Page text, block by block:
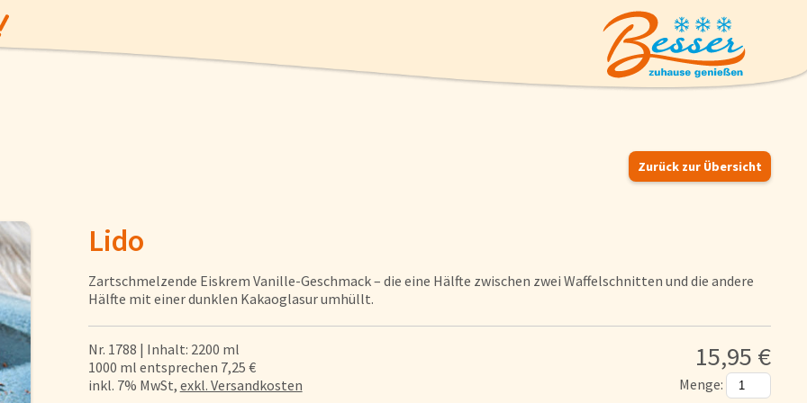
Angebote
Gemüse Suppen und Suppeneinlagen
Gewürze und Küchenhelfer
Zurück zur Übersicht
Lido
Zartschmelzende Eiskrem Vanille-Geschmack – die eine Hälfte zwischen zwei Waffelschnitten und die andere
Hälfte mit einer dunklen Kakaoglasur umhüllt.
15,95 €
Menge:
Nr. 1788 | Inhalt: 2200 ml
1000 ml entsprechen 7,25 €
inkl. 7% MwSt, exkl. Versandkosten